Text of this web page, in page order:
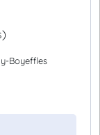
Boyeffles